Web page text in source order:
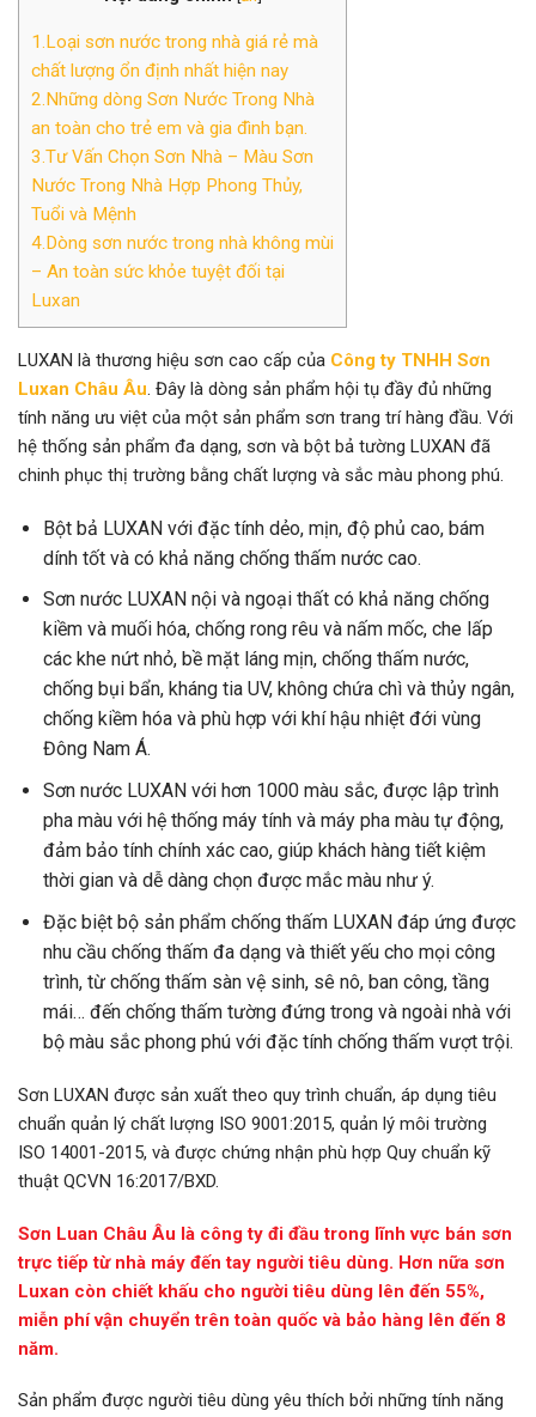
1.Loại sơn nước trong nhà giá rẻ mà
chất lượng ổn định nhất hiện nay
2.Những dòng Sơn Nước Trong Nhà
an toàn cho trẻ em và gia đình bạn.
3.Tư Vấn Chọn Sơn Nhà – Màu Sơn
Nước Trong Nhà Hợp Phong Thủy,
Tuổi và Mệnh
4.Dòng sơn nước trong nhà không mùi
– An toàn sức khỏe tuyệt đối tại
Luxan
LUXAN là thương hiệu sơn cao cấp của Công ty TNHH Sơn
Luxan Châu Âu. Đây là dòng sản phẩm hội tụ đầy đủ những
tính năng ưu việt của một sản phẩm sơn trang trí hàng đầu. Với
hệ thống sản phẩm đa dạng, sơn và bột bả tường LUXAN đã
chinh phục thị trường bằng chất lượng và sắc màu phong phú.
Bột bả LUXAN với đặc tính dẻo, mịn, độ phủ cao, bám
dính tốt và có khả năng chống thấm nước cao.
Sơn nước LUXAN nội và ngoại thất có khả năng chống
kiềm và muối hóa, chống rong rêu và nấm mốc, che lấp
các khe nứt nhỏ, bề mặt láng mịn, chống thấm nước,
chống bụi bẩn, kháng tia UV, không chứa chì và thủy ngân,
chống kiềm hóa và phù hợp với khí hậu nhiệt đới vùng
Đông Nam Á.
Sơn nước LUXAN với hơn 1000 màu sắc, được lập trình
pha màu với hệ thống máy tính và máy pha màu tự động,
đảm bảo tính chính xác cao, giúp khách hàng tiết kiệm
thời gian và dễ dàng chọn được mắc màu như ý.
Đặc biệt bộ sản phẩm chống thấm LUXAN đáp ứng được
nhu cầu chống thấm đa dạng và thiết yếu cho mọi công
trình, từ chống thấm sàn vệ sinh, sê nô, ban công, tầng
mái… đến chống thấm tường đứng trong và ngoài nhà với
bộ màu sắc phong phú với đặc tính chống thấm vượt trội.
Sơn LUXAN được sản xuất theo quy trình chuẩn, áp dụng tiêu
chuẩn quản lý chất lượng ISO 9001:2015, quản lý môi trường
ISO 14001-2015, và được chứng nhận phù hợp Quy chuẩn kỹ
thuật QCVN 16:2017/BXD.
Sơn Luan Châu Âu là công ty đi đầu trong lĩnh vực bán sơn
trực tiếp từ nhà máy đến tay người tiêu dùng. Hơn nữa sơn
Luxan còn chiết khấu cho người tiêu dùng lên đến 55%,
miễn phí vận chuyển trên toàn quốc và bảo hàng lên đến 8
năm.
Sản phẩm được người tiêu dùng yêu thích bởi những tính năng